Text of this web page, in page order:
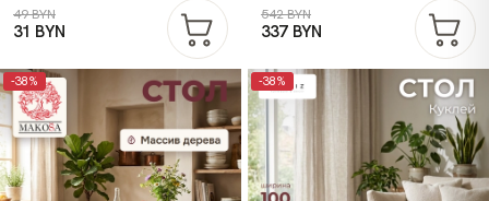
49 BYN
31 BYN
542 BYN
337 BYN
-38% -38%